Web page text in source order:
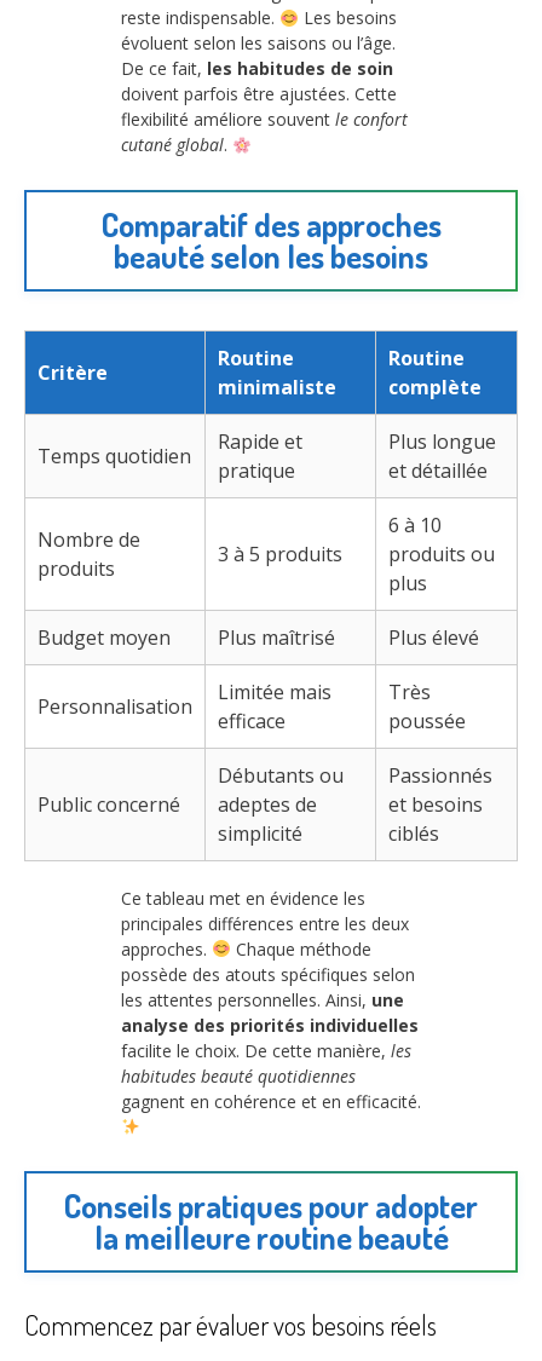
reste indispensable.
Les besoins
évoluent selon les saisons ou l’âge.
De ce fait, les habitudes de soin
doivent parfois être ajustées. Cette
flexibilité améliore souvent le confort
cutané global.
Comparatif des approches
beauté selon les besoins
Critère
Routine
minimaliste
Routine
complète
Temps quotidien
Rapide et
pratique
Plus longue
et détaillée
Nombre de
produits
3 à 5 produits
6 à 10
produits ou
plus
Budget moyen Plus maîtrisé Plus élevé
Personnalisation
Limitée mais
efficace
Très
poussée
Public concerné
Débutants ou
adeptes de
simplicité
Passionnés
et besoins
ciblés
Ce tableau met en évidence les
principales différences entre les deux
approches.
Chaque méthode
possède des atouts spécifiques selon
les attentes personnelles. Ainsi, une
analyse des priorités individuelles
facilite le choix. De cette manière, les
habitudes beauté quotidiennes
gagnent en cohérence et en efficacité.
Conseils pratiques pour adopter
la meilleure routine beauté
Commencez par évaluer vos besoins réels